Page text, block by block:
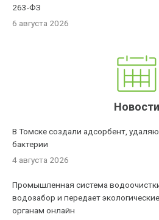
263-ФЗ
6 августа 2026
Новости
В Томске создали адсорбент,
бактерии
4 августа 2026
Промышленная система
водозабор и передает
органам онлайн